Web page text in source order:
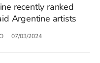
recently ranked
Argentine artists
07/03/2024